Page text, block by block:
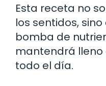
Esta receta no
los sentidos,
bomba de
mantendrá
todo el día.